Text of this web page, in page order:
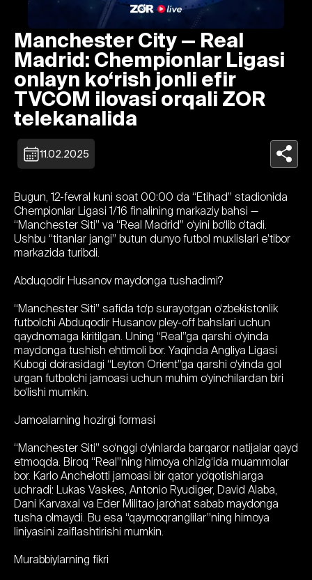
Manchester City — Real
Madrid: Chempionlar Ligasi
onlayn ko‘rish jonli efir
TVCOM ilovasi orqali ZOR
telekanalida
11.02.2025
Bugun, 12-fevral kuni soat 00:00 da “Etihad” stadionida
Chempionlar Ligasi 1/16 finalining markaziy bahsi —
“Manchester Siti” va “Real Madrid” o‘yini bo‘lib o‘tadi.
Ushbu “titanlar jangi” butun dunyo futbol muxlislari e’tibor
markazida turibdi.
Abduqodir Husanov maydonga tushadimi?
“Manchester Siti” safida to‘p surayotgan o‘zbekistonlik
futbolchi Abduqodir Husanov pley-off bahslari uchun
qaydnomaga kiritilgan. Uning “Real”ga qarshi o‘yinda
maydonga tushish ehtimoli bor. Yaqinda Angliya Ligasi
Kubogi doirasidagi “Leyton Orient”ga qarshi o‘yinda gol
urgan futbolchi jamoasi uchun muhim o‘yinchilardan biri
bo‘lishi mumkin.
Jamoalarning hozirgi formasi
“Manchester Siti” so‘nggi o‘yinlarda barqaror natijalar qayd
etmoqda. Biroq “Real”ning himoya chizig‘ida muammolar
bor. Karlo Anchelotti jamoasi bir qator yo‘qotishlarga
uchradi: Lukas Vaskes, Antonio Ryudiger, David Alaba,
Dani Karvaxal va Eder Militao jarohat sabab maydonga
tusha olmaydi. Bu esa “qaymoqranglilar”ning himoya
liniyasini zaiflashtirishi mumkin.
Murabbiylarning fikri